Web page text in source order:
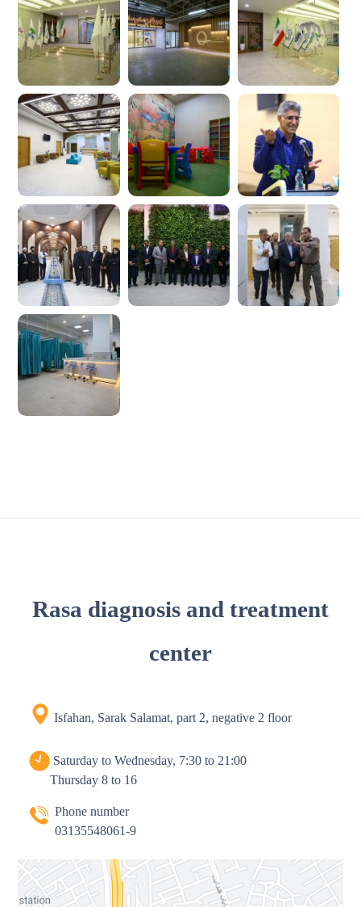
Rasa diagnosis and treatment
center
Isfahan, Sarak Salamat, part 2, negative 2 floor
Saturday to Wednesday, 7:30 to 21:00
Thursday 8 to 16
Phone number
03135548061-9